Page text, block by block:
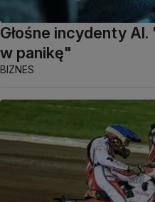
Głośne incydenty
w panikę"
BIZNES